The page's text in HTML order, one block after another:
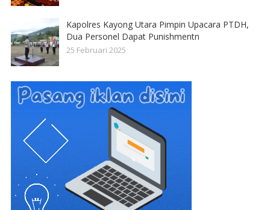
Kapolres Kayong Utara Pimpin Upacara PTDH,
Dua Personel Dapat Punishmentn
25 Februari 2025